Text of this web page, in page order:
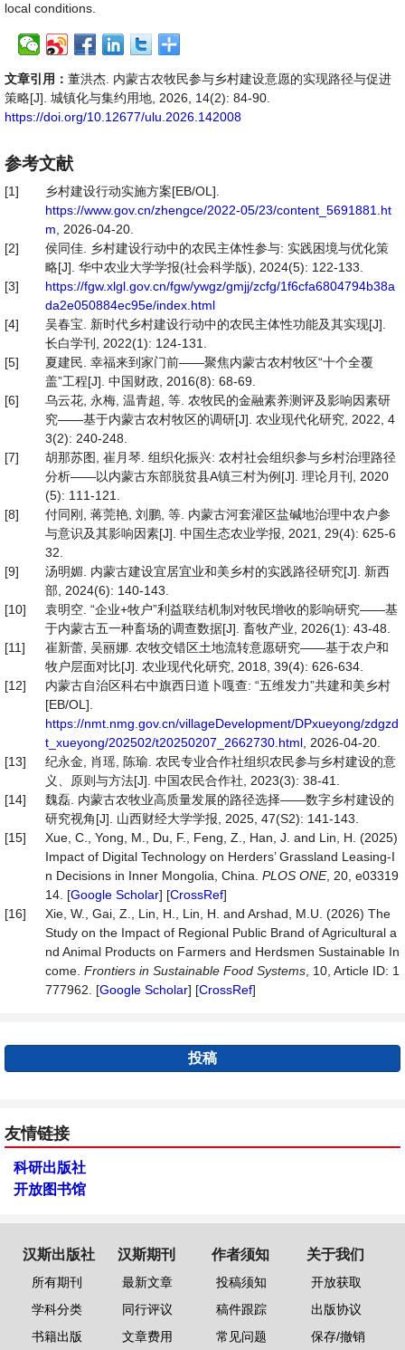
local conditions.
文章引用： 董洪杰. 内蒙古农牧民参与乡村建设意愿的实现路径与促进
策略[J]. 城镇化与集约用地, 2026, 14(2): 84-90.
https://doi.org/10.12677/ulu.2026.142008
参考文献
[1]
乡村建设行动实施方案[EB/OL].
https://www.gov.cn/zhengce/2022-05/23/content_5691881.ht
m , 2026-04-20.
[2]
侯同佳. 乡村建设行动中的农民主体性参与: 实践困境与优化策
略[J]. 华中农业大学学报(社会科学版), 2024(5): 122-133.
[3]
https://fgw.xlgl.gov.cn/fgw/ywgz/gmjj/zcfg/1f6cfa6804794b38a
da2e050884ec95e/index.html
[4]
吴春宝. 新时代乡村建设行动中的农民主体性功能及其实现[J].
长白学刊, 2022(1): 124-131.
[5]
夏建民. 幸福来到家门前——聚焦内蒙古农村牧区“十个全覆
盖”工程[J]. 中国财政, 2016(8): 68-69.
[6]
乌云花, 永梅, 温青超, 等. 农牧民的金融素养测评及影响因素研
究——基于内蒙古农村牧区的调研[J]. 农业现代化研究, 2022, 4
3(2): 240-248.
[7]
胡那苏图, 崔月琴. 组织化振兴: 农村社会组织参与乡村治理路径
分析——以内蒙古东部脱贫县A镇三村为例[J]. 理论月刊, 2020
(5): 111-121.
[8]
付同刚, 蒋莞艳, 刘鹏, 等. 内蒙古河套灌区盐碱地治理中农户参
与意识及其影响因素[J]. 中国生态农业学报, 2021, 29(4): 625-6
32.
[9]
汤明媚. 内蒙古建设宜居宜业和美乡村的实践路径研究[J]. 新西
部, 2024(6): 140-143.
[10]
袁明空. “企业+牧户”利益联结机制对牧民增收的影响研究——基
于内蒙古五一种畜场的调查数据[J]. 畜牧产业, 2026(1): 43-48.
[11]
崔新蕾, 吴丽娜. 农牧交错区土地流转意愿研究——基于农户和
牧户层面对比[J]. 农业现代化研究, 2018, 39(4): 626-634.
[12]
内蒙古自治区科右中旗西日道卜嘎查: “五维发力”共建和美乡村
[EB/OL].
https://nmt.nmg.gov.cn/villageDevelopment/DPxueyong/zdgzd
t_xueyong/202502/t20250207_2662730.html , 2026-04-20.
[13]
纪永金, 肖瑶, 陈瑜. 农民专业合作社组织农民参与乡村建设的意
义、原则与方法[J]. 中国农民合作社, 2023(3): 38-41.
[14]
魏磊. 内蒙古农牧业高质量发展的路径选择——数字乡村建设的
研究视角[J]. 山西财经大学学报, 2025, 47(S2): 141-143.
[15]
Xue, C., Yong, M., Du, F., Feng, Z., Han, J. and Lin, H. (2025)
Impact of Digital Technology on Herders’ Grassland Leasing-I
n Decisions in Inner Mongolia, China. PLOS ONE, 20, e03319
14. [Google Scholar] [CrossRef]
[16]
Xie, W., Gai, Z., Lin, H., Lin, H. and Arshad, M.U. (2026) The
Study on the Impact of Regional Public Brand of Agricultural a
nd Animal Products on Farmers and Herdsmen Sustainable In
come. Frontiers in Sustainable Food Systems , 10, Article ID: 1
777962. [Google Scholar] [CrossRef]
投稿
友情链接
科研出版社
开放图书馆
汉斯出版社
所有期刊
学科分类
书籍出版
汉斯期刊
最新文章
同行评议
文章费用
作者须知
投稿须知
稿件跟踪
常见问题
关于我们
开放获取
出版协议
保存/撤销